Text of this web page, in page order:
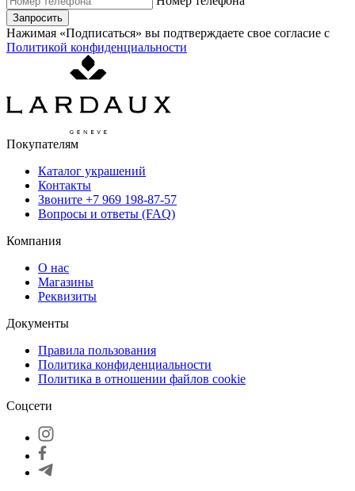
Запросить
Нажимая «Подписаться» вы подтверждаете свое согласие с
Политикой конфиденциальности
Покупателям
Каталог украшений
Контакты
Звоните +7 969 198-87-57
Вопросы и ответы (FAQ)
Компания
О нас
Магазины
Реквизиты
Документы
Правила пользования
Политика конфиденциальности
Политика в отношении файлов cookie
Соцсети